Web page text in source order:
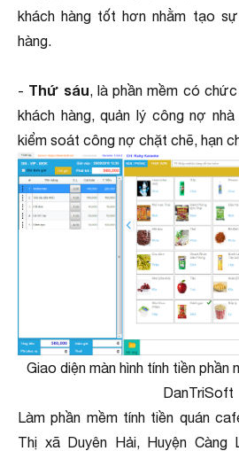
khách hàng tốt hơn nhằm tạo
hàng.
- Thứ sáu, là phần mềm có
khách hàng, quản lý công nợ
kiểm soát công nợ chặt chẽ, hạn
Giao diện màn hình tính tiền phần
DanTriSoft
Làm phần mềm tính tiền quán
Thị xã Duyên Hải, Huyện Càng